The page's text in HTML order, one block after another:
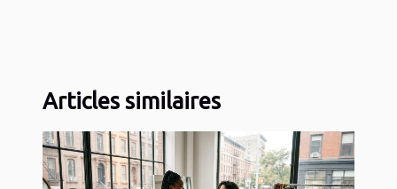
Articles similaires